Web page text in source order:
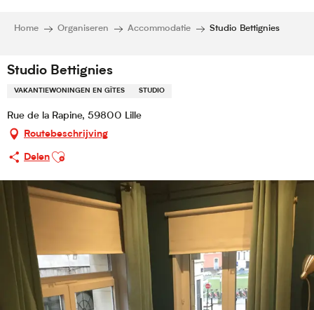
Home Organiseren Accommodatie Studio Bettignies
Studio Bettignies
VAKANTIEWONINGEN EN GÎTES STUDIO
Rue de la Rapine, 59800 Lille
Routebeschrijving
Delen
Ajouter aux favoris